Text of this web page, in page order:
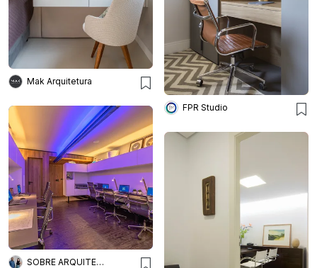
Mak Arquitetura
FPR Studio
SOBRE ARQUITETURA